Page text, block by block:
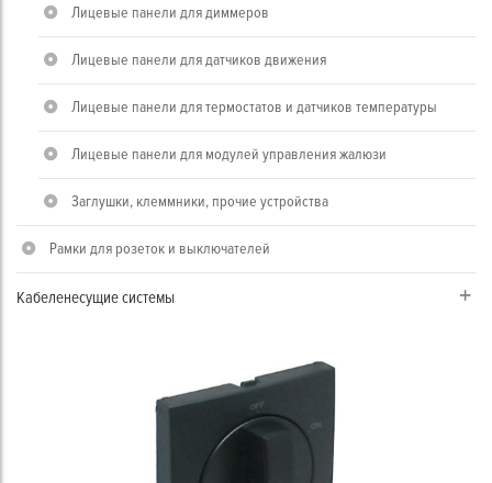
Лицевые панели для диммеров
Лицевые панели для датчиков движения
Лицевые панели для термостатов и датчиков температуры
Лицевые панели для модулей управления жалюзи
Заглушки, клеммники, прочие устройства
Рамки для розеток и выключателей
Кабеленесущие системы